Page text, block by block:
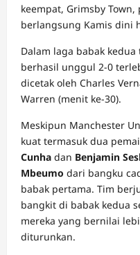
keempat, Grimsby
berlangsung Kamis dini
Dalam laga babak
berhasil unggul 2-0
dicetak oleh Charles
Warren (menit ke-30).
Meskipun Manchester
kuat termasuk dua
Cunha dan Benjamin
Mbeumo dari bangku
babak pertama. Tim
bangkit di babak kedua
mereka yang bernilai
diturunkan.